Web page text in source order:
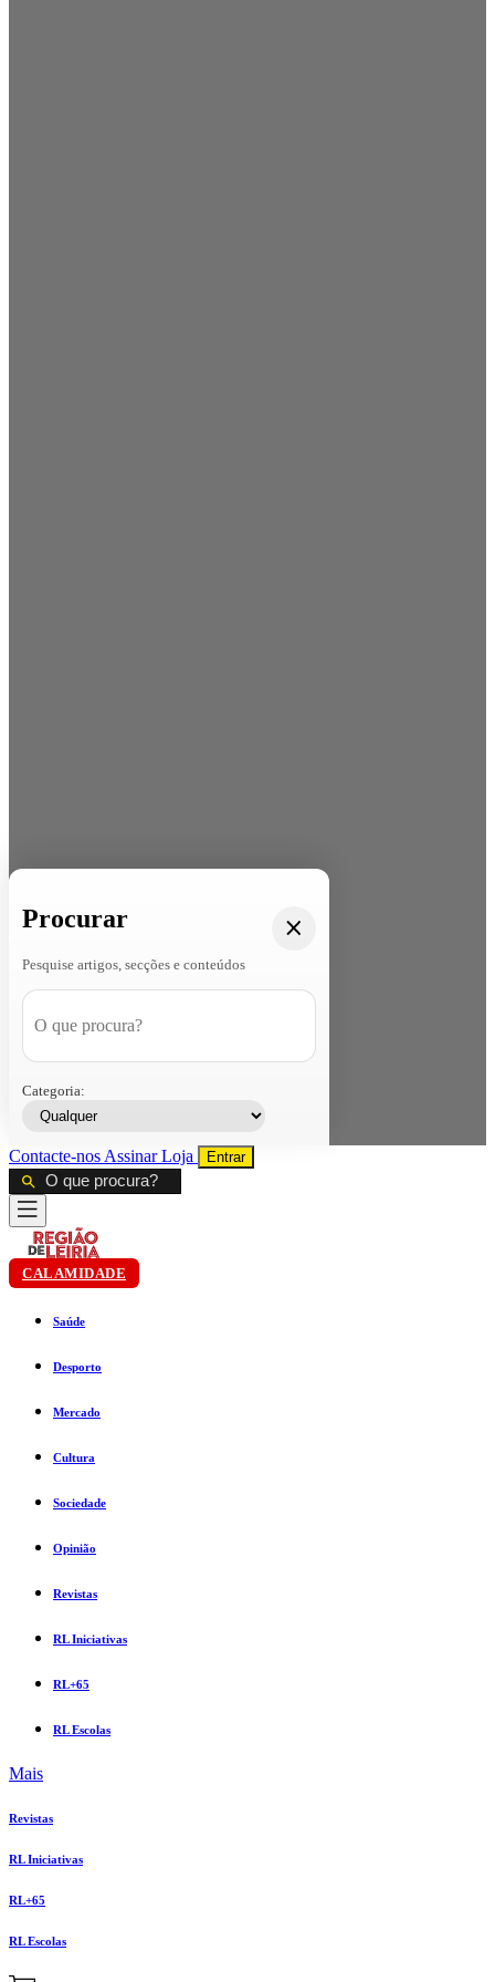
Procurar
Pesquise artigos, secções e conteúdos
Categoria:
Contacte-nos AssinarLoja Entrar
CALAMIDADE
Saúde
Desporto
Mercado
Cultura
Sociedade
Opinião
Revistas
RL Iniciativas
RL+65
RL Escolas
Mais
Revistas
RL Iniciativas
RL+65
RL Escolas